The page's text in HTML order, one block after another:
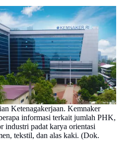
Ketenagakerjaan. Kemnaker
informasi terkait jumlah PHK,
industri padat karya orientasi
tekstil, dan alas kaki. (Dok.